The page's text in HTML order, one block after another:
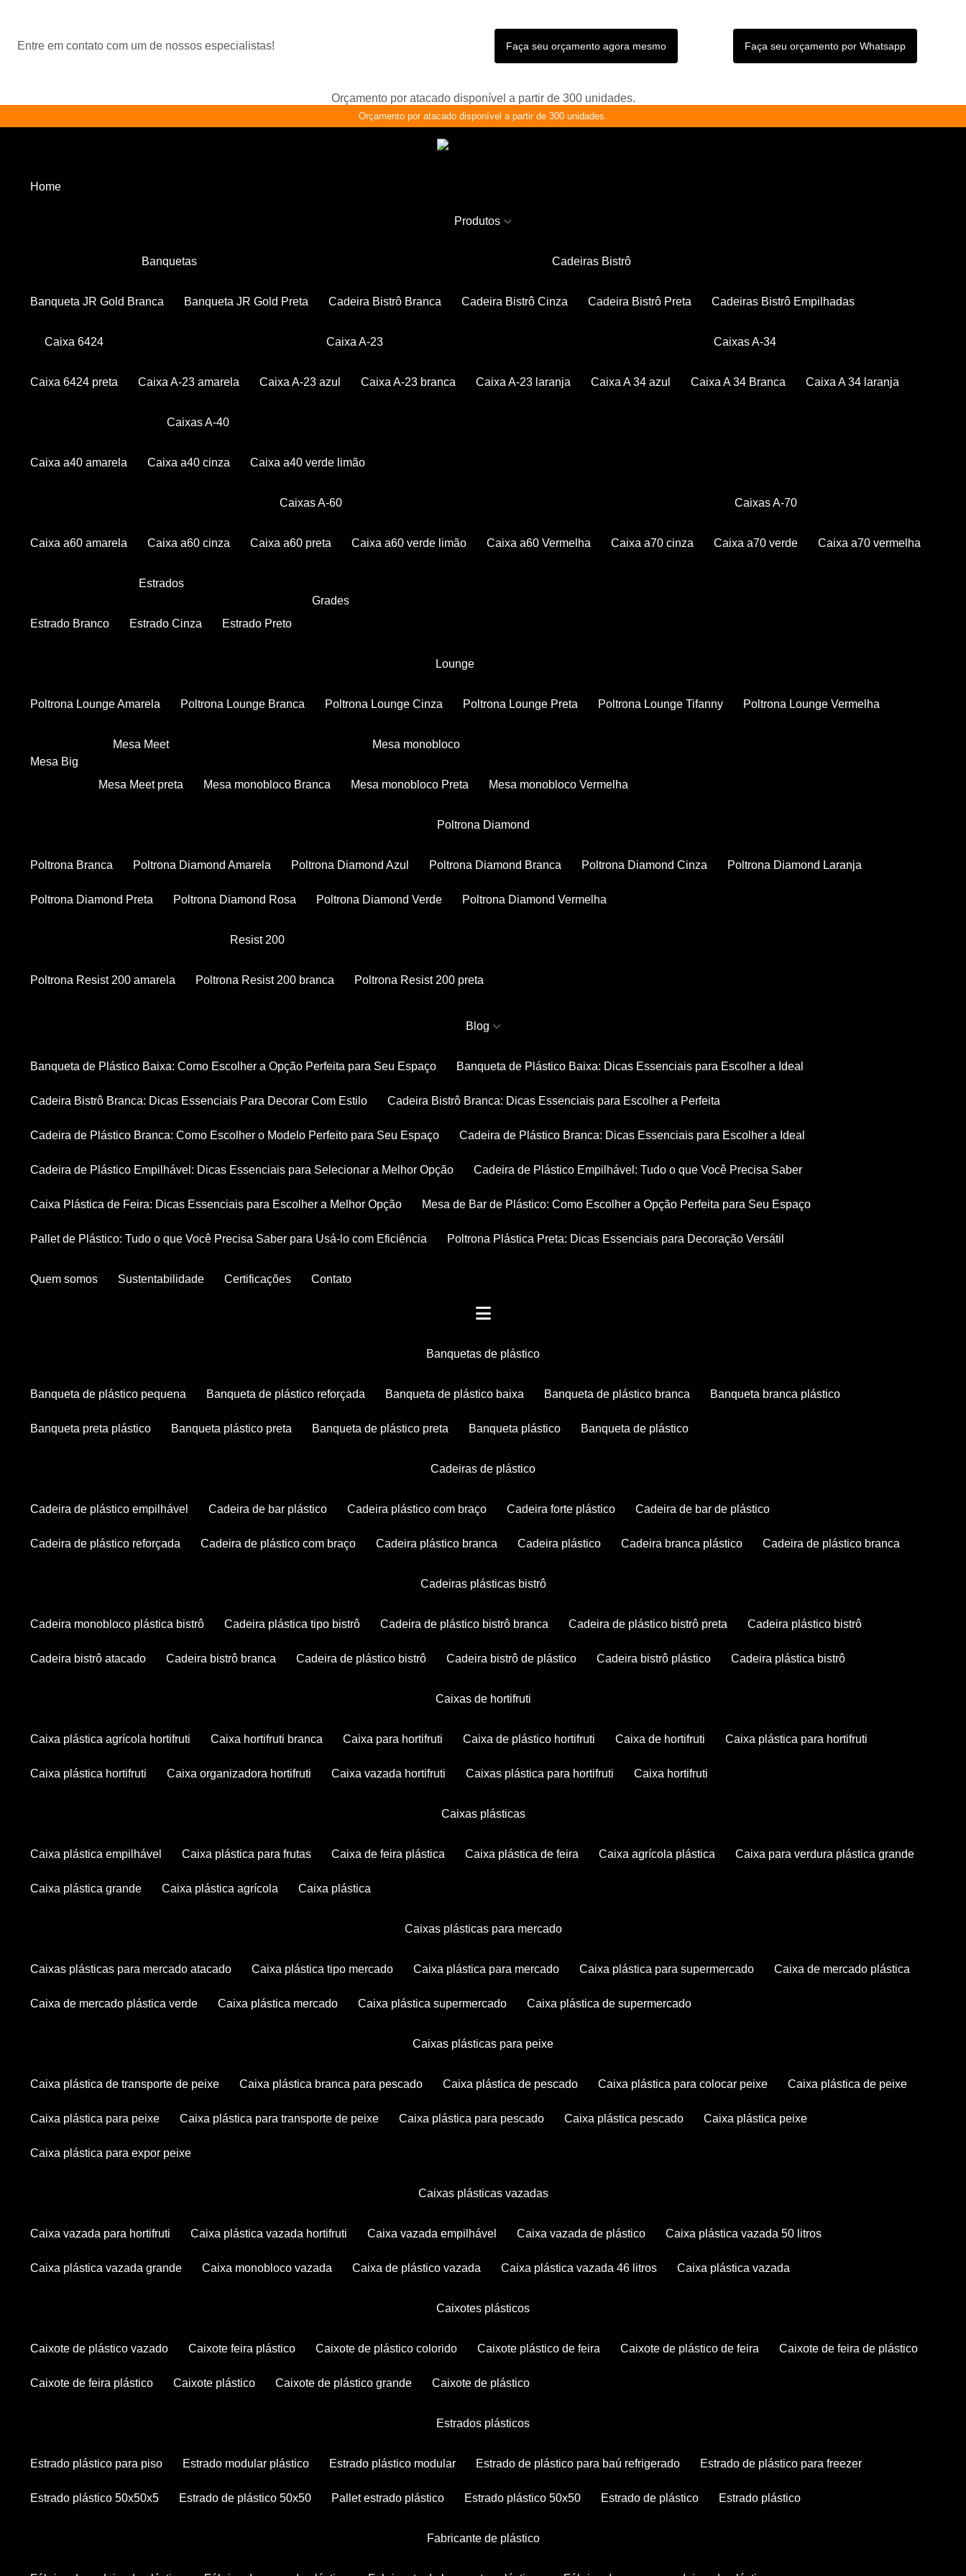
Entre em contato com um de nossos especialistas! Faça seu orçamento agora mesmo Faça seu orçamento por Whatsapp
Orçamento por atacado disponível a partir de 300 unidades.
Orçamento por atacado disponível a partir de 300 unidades.
Home
Produtos
Banquetas
Banqueta JR Gold Branca Banqueta JR Gold Preta
Cadeiras Bistrô
Cadeira Bistrô Branca Cadeira Bistrô Cinza Cadeira Bistrô Preta Cadeiras Bistrô Empilhadas
Caixa 6424
Caixa 6424 preta
Caixa A-23
Caixa A-23 amarela Caixa A-23 azul Caixa A-23 branca Caixa A-23 laranja
Caixas A-34
Caixa A 34 azul Caixa A 34 Branca Caixa A 34 laranja
Caixas A-40
Caixa a40 amarela Caixa a40 cinza Caixa a40 verde limão
Caixas A-60
Caixa a60 amarela Caixa a60 cinza Caixa a60 preta Caixa a60 verde limão Caixa a60 Vermelha
Caixas A-70
Caixa a70 cinza Caixa a70 verde Caixa a70 vermelha
Estrados
Estrado Branco Estrado Cinza Estrado Preto
Grades
Lounge
Poltrona Lounge Amarela Poltrona Lounge Branca Poltrona Lounge Cinza Poltrona Lounge Preta Poltrona Lounge Tifanny Poltrona Lounge Vermelha
Mesa Big
Mesa Meet
Mesa Meet preta
Mesa monobloco
Mesa monobloco Branca Mesa monobloco Preta Mesa monobloco Vermelha
Poltrona Diamond
Poltrona Branca Poltrona Diamond Amarela Poltrona Diamond Azul Poltrona Diamond Branca Poltrona Diamond Cinza Poltrona Diamond Laranja
Poltrona Diamond Preta Poltrona Diamond Rosa Poltrona Diamond Verde Poltrona Diamond Vermelha
Resist 200
Poltrona Resist 200 amarela Poltrona Resist 200 branca Poltrona Resist 200 preta
Blog
Banqueta de Plástico Baixa: Como Escolher a Opção Perfeita para Seu Espaço Banqueta de Plástico Baixa: Dicas Essenciais para Escolher a Ideal
Cadeira Bistrô Branca: Dicas Essenciais Para Decorar Com Estilo Cadeira Bistrô Branca: Dicas Essenciais para Escolher a Perfeita
Cadeira de Plástico Branca: Como Escolher o Modelo Perfeito para Seu Espaço Cadeira de Plástico Branca: Dicas Essenciais para Escolher a Ideal
Cadeira de Plástico Empilhável: Dicas Essenciais para Selecionar a Melhor Opção Cadeira de Plástico Empilhável: Tudo o que Você Precisa Saber
Caixa Plástica de Feira: Dicas Essenciais para Escolher a Melhor Opção Mesa de Bar de Plástico: Como Escolher a Opção Perfeita para Seu Espaço
Pallet de Plástico: Tudo o que Você Precisa Saber para Usá-lo com Eficiência Poltrona Plástica Preta: Dicas Essenciais para Decoração Versátil
Quem somos Sustentabilidade Certificações Contato
banquetas de plástico
banqueta de plástico pequena banqueta de plástico reforçada banqueta de plástico baixa banqueta de plástico branca banqueta branca plástico
banqueta preta plástico banqueta plástico preta banqueta de plástico preta banqueta plástico banqueta de plástico
cadeiras de plástico
cadeira de plástico empilhável cadeira de bar plástico cadeira plástico com braço cadeira forte plástico cadeira de bar de plástico
cadeira de plástico reforçada cadeira de plástico com braço cadeira plástico branca cadeira plástico cadeira branca plástico cadeira de plástico branca
cadeiras plásticas bistrô
cadeira monobloco plástica bistrô cadeira plástica tipo bistrô cadeira de plástico bistrô branca cadeira de plástico bistrô preta cadeira plástico bistrô
cadeira bistrô atacado cadeira bistrô branca cadeira de plástico bistrô cadeira bistrô de plástico cadeira bistrô plástico cadeira plástica bistrô
caixas de hortifruti
caixa plástica agrícola hortifruti caixa hortifruti branca caixa para hortifruti caixa de plástico hortifruti caixa de hortifruti caixa plástica para hortifruti
caixa plástica hortifruti caixa organizadora hortifruti caixa vazada hortifruti caixas plástica para hortifruti caixa hortifruti
caixas plásticas
caixa plástica empilhável caixa plástica para frutas caixa de feira plástica caixa plástica de feira caixa agrícola plástica caixa para verdura plástica grande
caixa plástica grande caixa plástica agrícola caixa plástica
caixas plásticas para mercado
caixas plásticas para mercado atacado caixa plástica tipo mercado caixa plástica para mercado caixa plástica para supermercado caixa de mercado plástica
caixa de mercado plástica verde caixa plástica mercado caixa plástica supermercado caixa plástica de supermercado
caixas plásticas para peixe
caixa plástica de transporte de peixe caixa plástica branca para pescado caixa plástica de pescado caixa plástica para colocar peixe caixa plástica de peixe
caixa plástica para peixe caixa plástica para transporte de peixe caixa plástica para pescado caixa plástica pescado caixa plástica peixe
caixa plástica para expor peixe
caixas plásticas vazadas
caixa vazada para hortifruti caixa plástica vazada hortifruti caixa vazada empilhável caixa vazada de plástico caixa plástica vazada 50 litros
caixa plástica vazada grande caixa monobloco vazada caixa de plástico vazada caixa plástica vazada 46 litros caixa plástica vazada
caixotes plásticos
caixote de plástico vazado caixote feira plástico caixote de plástico colorido caixote plástico de feira caixote de plástico de feira caixote de feira de plástico
caixote de feira plástico caixote plástico caixote de plástico grande caixote de plástico
estrados plásticos
estrado plástico para piso estrado modular plástico estrado plástico modular estrado de plástico para baú refrigerado estrado de plástico para freezer
estrado plástico 50x50x5 estrado de plástico 50x50 pallet estrado plástico estrado plástico 50x50 estrado de plástico estrado plástico
fabricante de plástico